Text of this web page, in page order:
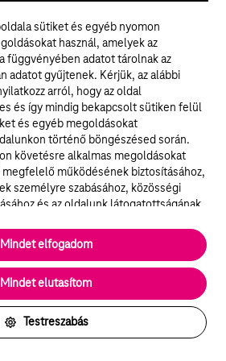
szolgáltatást, amely
Ezért hoztuk létre
ExtraNet Zöld 1 GB 30 napra
= net, megújuló energiából.
sütiket és egyéb nyomon
használ, amelyek az
függvényében adatot tárolnak az
adatot gyűjtenek. Kérjük, az alábbi
arról, hogy az oldal
és így mindig bekapcsolt sütiken felül
és egyéb megoldásokat
történő böngészésed során.
követésre alkalmas megoldásokat
megfelelő működésének biztosításához,
személyre szabásához, közösségi
és az oldalunk látogatottságának
működéséhez és nem lehet
látogatása során rendszerünkből. A
célú sütik segítségével bizonyos
kapcsolatos információkat is
elemzési szolgáltatásokat nyújtó
Partnerek
Testreszabás
Mindet elutasítom
Mindet elfogadom